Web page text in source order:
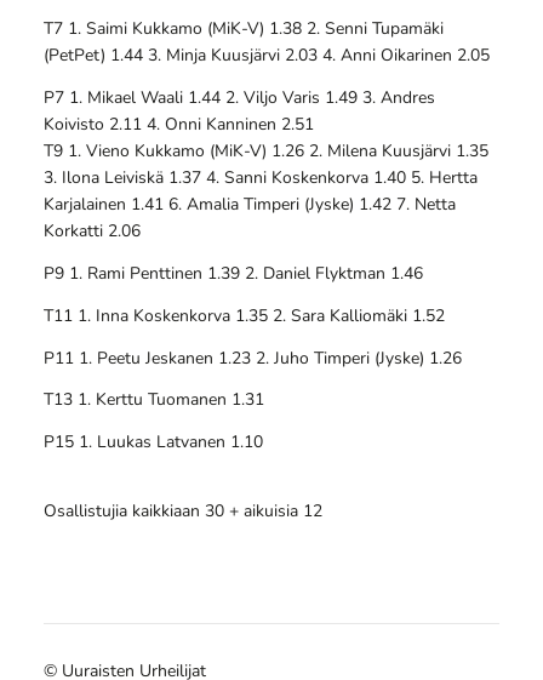
T7 1. Saimi Kukkamo (MiK-V) 1.38 2. Senni Tupamäki
(PetPet) 1.44 3. Minja Kuusjärvi 2.03 4. Anni Oikarinen 2.05
P7 1. Mikael Waali 1.44 2. Viljo Varis 1.49 3. Andres
Koivisto 2.11 4. Onni Kanninen 2.51
T9 1. Vieno Kukkamo (MiK-V) 1.26 2. Milena Kuusjärvi 1.35
3. Ilona Leiviskä 1.37 4. Sanni Koskenkorva 1.40 5. Hertta
Karjalainen 1.41 6. Amalia Timperi (Jyske) 1.42 7. Netta
Korkatti 2.06
P9 1. Rami Penttinen 1.39 2. Daniel Flyktman 1.46
T11 1. Inna Koskenkorva 1.35 2. Sara Kalliomäki 1.52
P11 1. Peetu Jeskanen 1.23 2. Juho Timperi (Jyske) 1.26
T13 1. Kerttu Tuomanen 1.31
P15 1. Luukas Latvanen 1.10
Osallistujia kaikkiaan 30 + aikuisia 12
© Uuraisten Urheilijat